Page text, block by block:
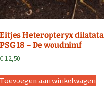
Eitjes Heteropteryx dilatata
PSG 18 – De woudnimf
€12,50
Toevoegen aan winkelwagen